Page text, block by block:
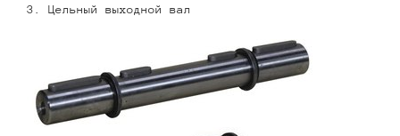
3. Цельный выходной вал